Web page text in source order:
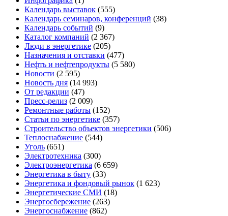
Календарь выставок (555)
Календарь семинаров, конференций (38)
Календарь событий (9)
Каталог компаний (2 367)
Люди в энергетике (205)
Назначения и отставки (477)
Нефть и нефтепродукты (5 580)
Новости (2 595)
Новость дня (14 993)
От редакции (47)
Пресс-релиз (2 009)
Ремонтные работы (152)
Статьи по энергетике (357)
Строительство объектов энергетики (506)
Теплоснабжение (544)
Уголь (651)
Электротехника (300)
Электроэнергетика (6 659)
Энергетика в быту (33)
Энергетика и фондовый рынок (1 623)
Энергетические СМИ (18)
Энергосбережение (263)
Энергоснабжение (862)